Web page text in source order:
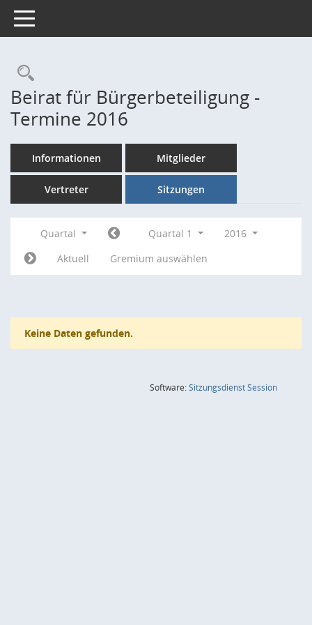
Toggle navigation
Rechercheauswahl
Beirat für Bürgerbeteiligung -
Termine 2016
Informationen Mitglieder
Vertreter Sitzungen
Quartal Quartal 1
2016
Aktuell
Gremium auswählen
Keine Daten gefunden.
Software:SitzungsdienstSession(Wird in